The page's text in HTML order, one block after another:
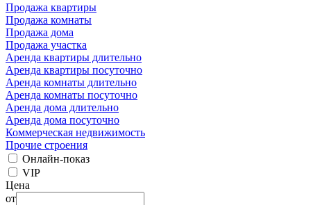
Продажа квартиры
Продажа комнаты
Продажа дома
Продажа участка
Аренда квартиры длительно
Аренда квартиры посуточно
Аренда комнаты длительно
Аренда комнаты посуточно
Аренда дома длительно
Аренда дома посуточно
Коммерческая недвижимость
Прочие строения
Онлайн-показ
VIP
Цена
от